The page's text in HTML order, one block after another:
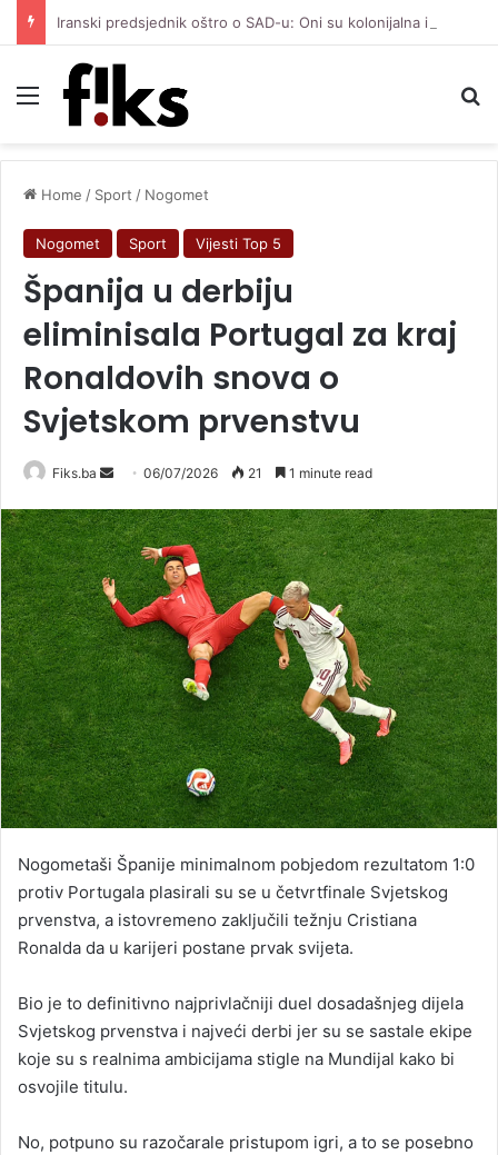
Menu
Home / Sport / Nogomet
Nogomet Sport Vijesti Top 5
Španija u derbiju
eliminisala Portugal za kraj
Ronaldovih snova o
Svjetskom prvenstvu
Fiks.ba
Send
email
06/07/2026 21 1 minute read
Nogometaši Španije minimalnom pobjedom rezultatom 1:0
protiv Portugala plasirali su se u četvrtfinale Svjetskog
prvenstva, a istovremeno zaključili težnju Cristiana
Ronalda da u karijeri postane prvak svijeta.
Bio je to definitivno najprivlačniji duel dosadašnjeg dijela
Svjetskog prvenstva i najveći derbi jer su se sastale ekipe
koje su s realnima ambicijama stigle na Mundijal kako bi
osvojile titulu.
No, potpuno su razočarale pristupom igri, a to se posebno